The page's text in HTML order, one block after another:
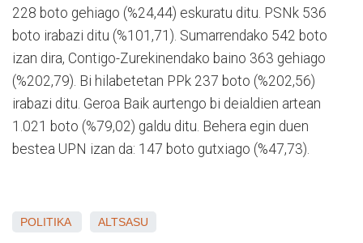
228 boto gehiago (%24,44) eskuratu ditu. PSNk 536
boto irabazi ditu (%101,71). Sumarrendako 542 boto
izan dira, Contigo-Zurekinendako baino 363 gehiago
(%202,79). Bi hilabetetan PPk 237 boto (%202,56)
irabazi ditu. Geroa Baik aurtengo bi deialdien artean
1.021 boto (%79,02) galdu ditu. Behera egin duen
bestea UPN izan da: 147 boto gutxiago (%47,73).
POLITIKA ALTSASU